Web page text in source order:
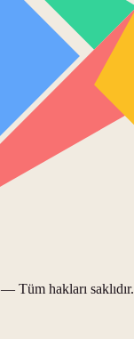
— Tüm hakları saklıdır.